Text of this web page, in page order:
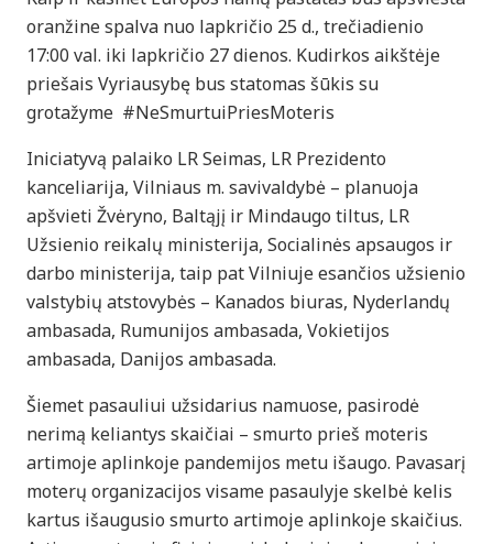
oranžine spalva nuo lapkričio 25 d., trečiadienio
17:00 val. iki lapkričio 27 dienos. Kudirkos aikštėje
priešais Vyriausybę bus statomas šūkis su
grotažyme #NeSmurtuiPriesMoteris
Iniciatyvą palaiko LR Seimas, LR Prezidento
kanceliarija, Vilniaus m. savivaldybė – planuoja
apšvieti Žvėryno, Baltąjį ir Mindaugo tiltus, LR
Užsienio reikalų ministerija, Socialinės apsaugos ir
darbo ministerija, taip pat Vilniuje esančios užsienio
valstybių atstovybės – Kanados biuras, Nyderlandų
ambasada, Rumunijos ambasada, Vokietijos
ambasada, Danijos ambasada.
Šiemet pasauliui užsidarius namuose, pasirodė
nerimą keliantys skaičiai – smurto prieš moteris
artimoje aplinkoje pandemijos metu išaugo. Pavasarį
moterų organizacijos visame pasaulyje skelbė kelis
kartus išaugusio smurto artimoje aplinkoje skaičius.